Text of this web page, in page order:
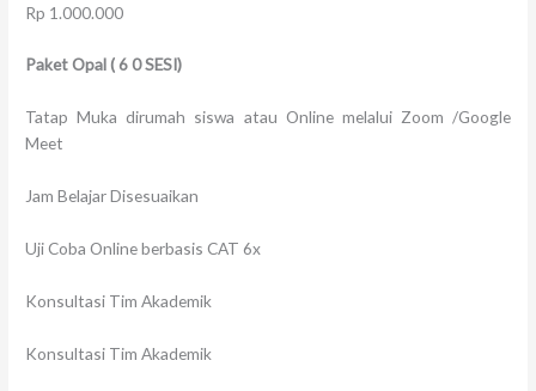
Rp 1.000.000
Paket Opal( 60 SESI)
Tatap Muka dirumah siswa atau Online melalui Zoom /Google
Meet
Jam Belajar Disesuaikan
Uji Coba Online berbasis CAT 6x
Konsultasi Tim Akademik
Konsultasi Tim Akademik